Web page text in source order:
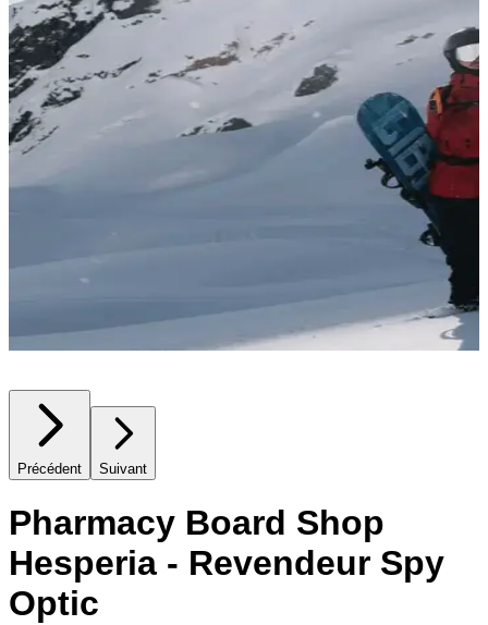
Précédent Suivant
Pharmacy Board Shop
Hesperia - Revendeur Spy
Optic